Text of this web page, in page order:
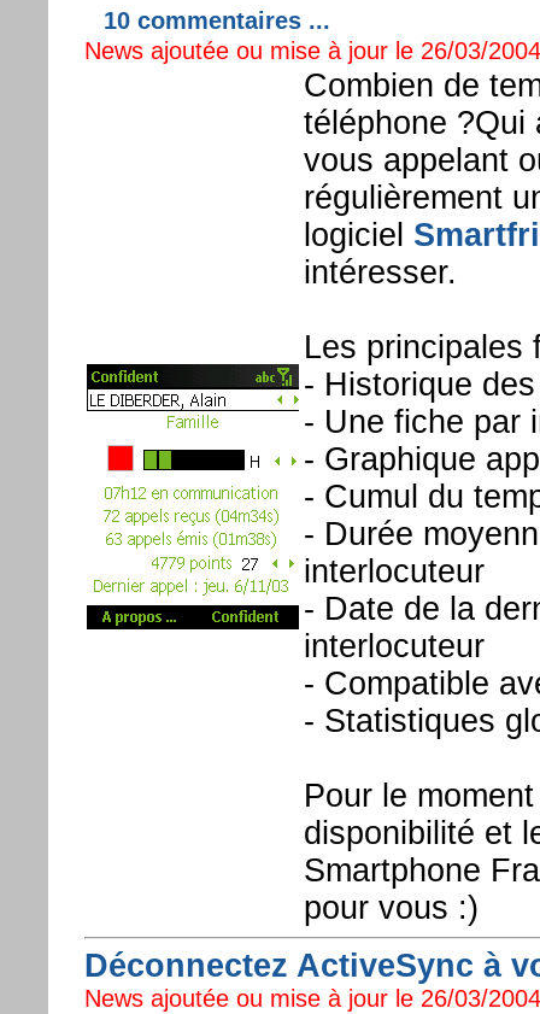
10 commentaires ...
News ajoutée ou mise à jour le 26/03/
Combien de
téléphone ?Qui
vous appelant
régulièrement
logiciel
intéresser.
Les principales
- Historique
- Une fiche par
- Graphique
- Cumul du
- Durée
interlocuteur
- Date de la
interlocuteur
- Compatible
- Statistiques
Pour le
disponibilité et
Smartphone
pour vous :)
Déconnectez ActiveSync à
News ajoutée ou mise à jour le 26/03/